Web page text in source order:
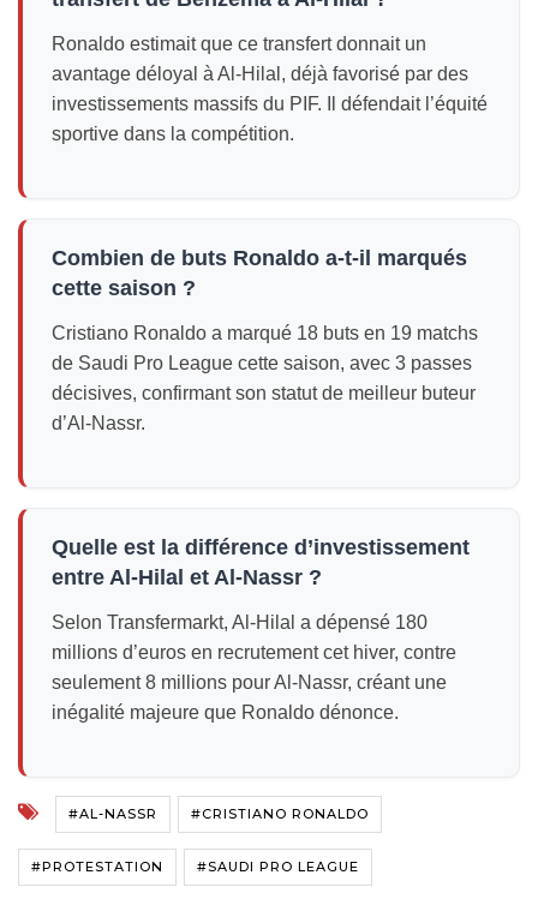
Ronaldo estimait que ce transfert donnait un
avantage déloyal à Al-Hilal, déjà favorisé par des
investissements massifs du PIF. Il défendait l’équité
sportive dans la compétition.
Combien de buts Ronaldo a-t-il marqués
cette saison ?
Cristiano Ronaldo a marqué 18 buts en 19 matchs
de Saudi Pro League cette saison, avec 3 passes
décisives, confirmant son statut de meilleur buteur
d’Al-Nassr.
Quelle est la différence d’investissement
entre Al-Hilal et Al-Nassr ?
Selon Transfermarkt, Al-Hilal a dépensé 180
millions d’euros en recrutement cet hiver, contre
seulement 8 millions pour Al-Nassr, créant une
inégalité majeure que Ronaldo dénonce.
#AL-NASSR #CRISTIANO RONALDO
#PROTESTATION #SAUDI PRO LEAGUE